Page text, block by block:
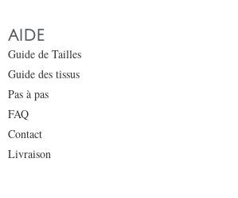
AIDE
Guide de Tailles
Guide des tissus
Pas à pas
FAQ
Contact
Livraison